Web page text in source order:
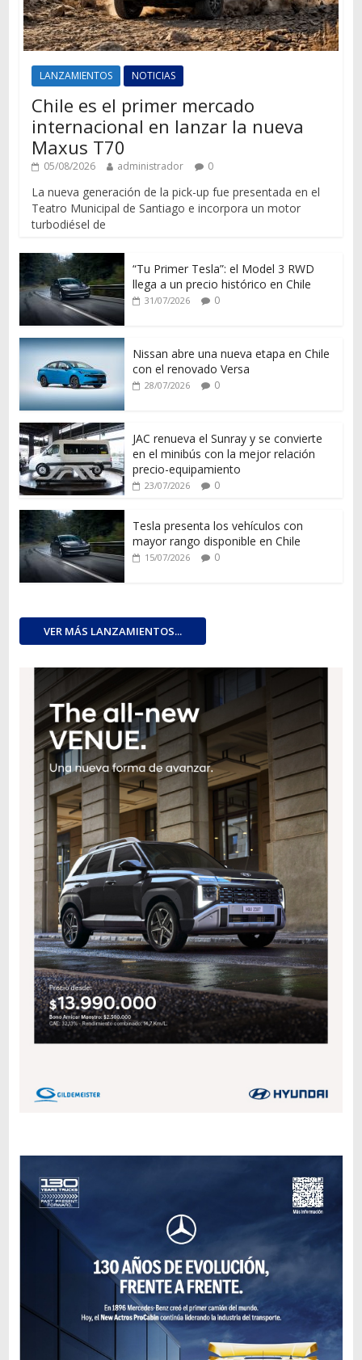
LANZAMIENTOS NOTICIAS
Chile es el primer mercado
internacional en lanzar la nueva
Maxus T70
05/08/2026 administrador 0
La nueva generación de la pick-up fue presentada en el
Teatro Municipal de Santiago e incorpora un motor
turbodiésel de
“Tu Primer Tesla”: el Model 3 RWD
llega a un precio histórico en Chile
31/07/2026 0
Nissan abre una nueva etapa en Chile
con el renovado Versa
28/07/2026 0
JAC renueva el Sunray y se convierte
en el minibús con la mejor relación
precio-equipamiento
23/07/2026 0
Tesla presenta los vehículos con
mayor rango disponible en Chile
15/07/2026 0
VER MÁS LANZAMIENTOS...